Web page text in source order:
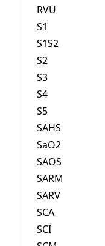
RVU
S1
S1S2
S2
S3
S4
S5
SAHS
SaO2
SAOS
SARM
SARV
SCA
SCI